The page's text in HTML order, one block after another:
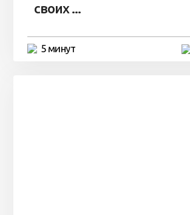
своих ...
5 минут